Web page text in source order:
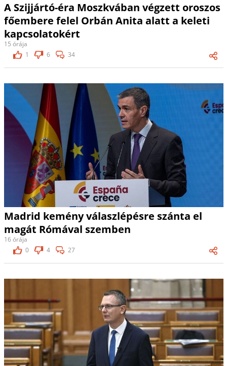
A Szijjártó-éra Moszkvában végzett oroszos
főembere felel Orbán Anita alatt a keleti
kapcsolatokért
15 órája
1
6 34
Madrid kemény válaszlépésre szánta el
magát Rómával szemben
16 órája
0
4 27